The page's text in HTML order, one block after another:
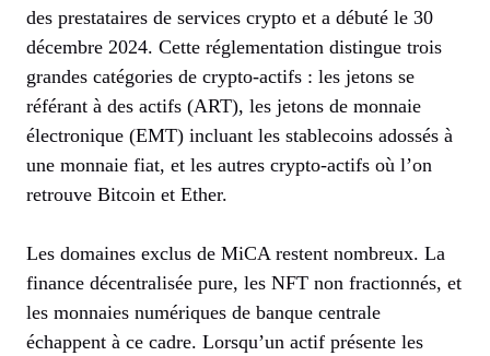
des prestataires de services crypto et a débuté le 30
décembre 2024. Cette réglementation distingue trois
grandes catégories de crypto-actifs : les jetons se
référant à des actifs (ART), les jetons de monnaie
électronique (EMT) incluant les stablecoins adossés à
une monnaie fiat, et les autres crypto-actifs où l’on
retrouve Bitcoin et Ether.
Les domaines exclus de MiCA restent nombreux. La
finance décentralisée pure, les NFT non fractionnés, et
les monnaies numériques de banque centrale
échappent à ce cadre. Lorsqu’un actif présente les